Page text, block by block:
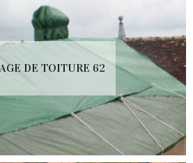
DE TOITURE 62